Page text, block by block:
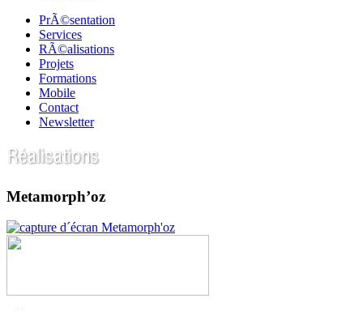
PrÃ©sentation
Services
RÃ©alisations
Projets
Formations
Mobile
Contact
Newsletter
Metamorph’oz